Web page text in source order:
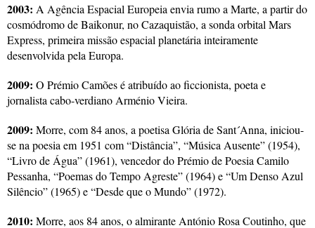
2003: A Agência Espacial Europeia envia rumo a Marte, a partir do
cosmódromo de Baikonur, no Cazaquistão, a sonda orbital Mars
Express, primeira missão espacial planetária inteiramente
desenvolvida pela Europa.
2009: O Prémio Camões é atribuído ao ficcionista, poeta e
jornalista cabo-verdiano Arménio Vieira.
2009: Morre, com 84 anos, a poetisa Glória de Sant´Anna, iniciou-
se na poesia em 1951 com “Distância”, “Música Ausente” (1954),
“Livro de Água” (1961), vencedor do Prémio de Poesia Camilo
Pessanha, “Poemas do Tempo Agreste” (1964) e “Um Denso Azul
Silêncio” (1965) e “Desde que o Mundo” (1972).
2010: Morre, aos 84 anos, o almirante António Rosa Coutinho, que